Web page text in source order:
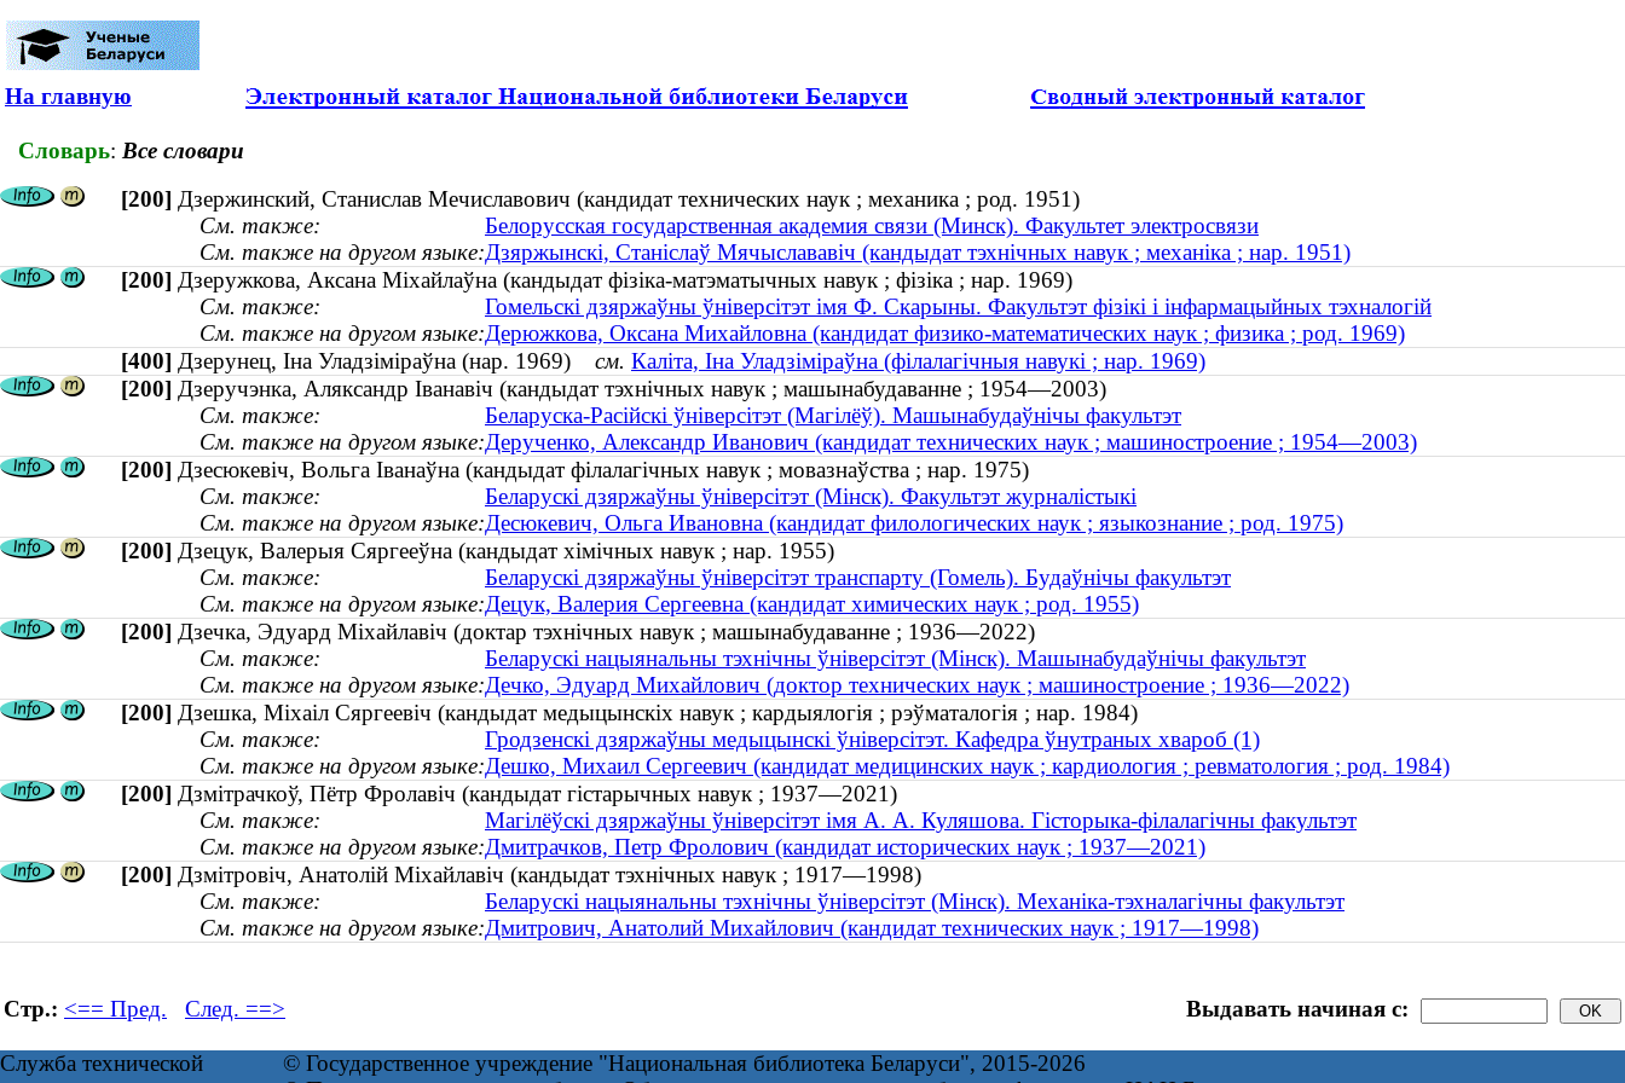
На главную
Словарь: Все словари
[200] Дзержинский, Станислав Мечиславович (кандидат технических наук ; механика ; род. 1951)
См. также:
Белорусская государственная академия связи (Минск). Факультет электросвязи
См. также на другом языке:Дзяржынскі, Станіслаў Мячыслававіч (кандыдат тэхнічных навук ; механіка ; нар. 1951)
[200] Дзеружкова, Аксана Міхайлаўна (кандыдат фізіка-матэматычных навук ; фізіка ; нар. 1969)
См. также:
Гомельскі дзяржаўны ўніверсітэт імя Ф. Скарыны. Факультэт фізікі і інфармацыйных тэхналогій
См. также на другом языке:Дерюжкова, Оксана Михайловна (кандидат физико-математических наук ; физика ; род. 1969)
[400] Дзерунец, Іна Уладзіміраўна (нар. 1969) см. Каліта, Іна Уладзіміраўна (філалагічныя навукі ; нар. 1969)
[200] Дзеручэнка, Аляксандр Іванавіч (кандыдат тэхнічных навук ; машынабудаванне ; 1954—2003)
См. также:
Беларуска-Расійскі ўніверсітэт (Магілёў). Машынабудаўнічы факультэт
См. также на другом языке:Дерученко, Александр Иванович (кандидат технических наук ; машиностроение ; 1954—2003)
[200] Дзесюкевіч, Вольга Іванаўна (кандыдат філалагічных навук ; мовазнаўства ; нар. 1975)
См. также:
Беларускі дзяржаўны ўніверсітэт (Мінск). Факультэт журналістыкі
См. также на другом языке:Десюкевич, Ольга Ивановна (кандидат филологических наук ; языкознание ; род. 1975)
[200] Дзецук, Валерыя Сяргееўна (кандыдат хімічных навук ; нар. 1955)
См. также:
Беларускі дзяржаўны ўніверсітэт транспарту (Гомель). Будаўнічы факультэт
См. также на другом языке:Децук, Валерия Сергеевна (кандидат химических наук ; род. 1955)
[200] Дзечка, Эдуард Міхайлавіч (доктар тэхнічных навук ; машынабудаванне ; 1936—2022)
См. также:
Беларускі нацыянальны тэхнічны ўніверсітэт (Мінск). Машынабудаўнічы факультэт
См. также на другом языке:Дечко, Эдуард Михайлович (доктор технических наук ; машиностроение ; 1936—2022)
[200] Дзешка, Міхаіл Сяргеевіч (кандыдат медыцынскіх навук ; кардыялогія ; рэўматалогія ; нар. 1984)
См. также:
Гродзенскі дзяржаўны медыцынскі ўніверсітэт. Кафедра ўнутраных хвароб (1)
См. также на другом языке:Дешко, Михаил Сергеевич (кандидат медицинских наук ; кардиология ; ревматология ; род. 1984)
[200] Дзмітрачкоў, Пётр Фролавіч (кандыдат гістарычных навук ; 1937—2021)
См. также:
Магілёўскі дзяржаўны ўніверсітэт імя А. А. Куляшова. Гісторыка-філалагічны факультэт
См. также на другом языке:Дмитрачков, Петр Фролович (кандидат исторических наук ; 1937—2021)
[200] Дзмітровіч, Анатолій Міхайлавіч (кандыдат тэхнічных навук ; 1917—1998)
См. также:
Беларускі нацыянальны тэхнічны ўніверсітэт (Мінск). Механіка-тэхналагічны факультэт
См. также на другом языке:Дмитрович, Анатолий Михайлович (кандидат технических наук ; 1917—1998)
Стр.: <== Пред. След. ==> Выдавать начиная с:
Служба технической
© Государственное учреждение "Национальная библиотека Беларуси", 2015-2026